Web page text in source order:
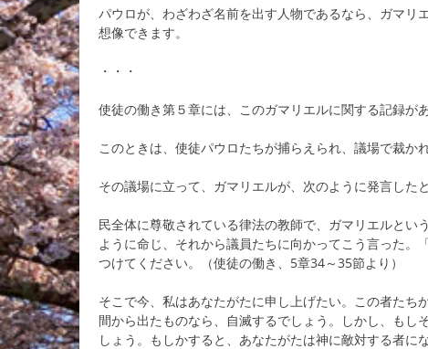
パウロが、わざわざ名前を出す人物であるなら、ガマリ
想像できます。
・・・
使徒の働き第５章には、このガマリエルに関する記録があ
このときは、使徒パウロたちが捕らえられ、議場で裁か
その議場に立って、ガマリエルが、次のように発言した
民全体に尊敬されている律法の教師で、ガマリエルと
ように命じ、それから議員たちに向かってこう言った
つけてください。（使徒の働き、5章34～35節より）
そこで今、私はあなたがたに申し上げたい。この者た
間から出たものなら、自滅するでしょう。しかし、も
しょう。もしかすると、あなたがたは神に敵対する者に